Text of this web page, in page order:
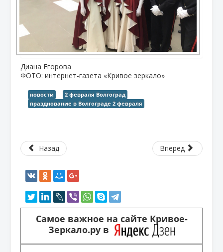
Диана Егорова
ФОТО: интернет-газета «Кривое зеркало»
новости
2 февраля Волгоград
празднование в Волгограде 2 февраля
Назад Вперед
Самое важное на сайте Кривое-
Зеркало.ру в